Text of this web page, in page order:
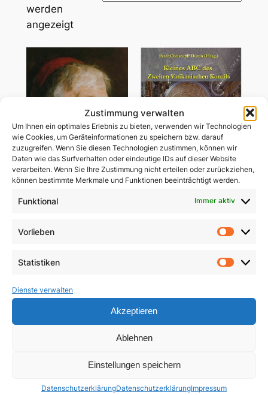
Zustimmung verwalten
Um Ihnen ein optimales Erlebnis zu bieten, verwenden wir Technologien
wie Cookies, um Geräteinformationen zu speichern bzw. darauf
zuzugreifen. Wenn Sie diesen Technologien zustimmen, können wir
Daten wie das Surfverhalten oder eindeutige IDs auf dieser Website
verarbeiten. Wenn Sie Ihre Zustimmung nicht erteilen oder zurückziehen,
können bestimmte Merkmale und Funktionen beeinträchtigt werden.
Funktional Immer aktiv
Vorlieben
Statistiken
Dienste verwalten
Akzeptieren
Ablehnen
Einstellungen speichern
DatenschutzerklärungDatenschutzerklärungImpressum
werden
angezeigtNach
sortiert
John Henry Newman
Zweiten Vatikanischen